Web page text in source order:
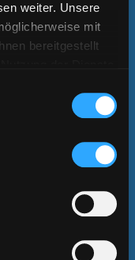
weiter. Unsere
mit
bereitgestellt
Alternative zum